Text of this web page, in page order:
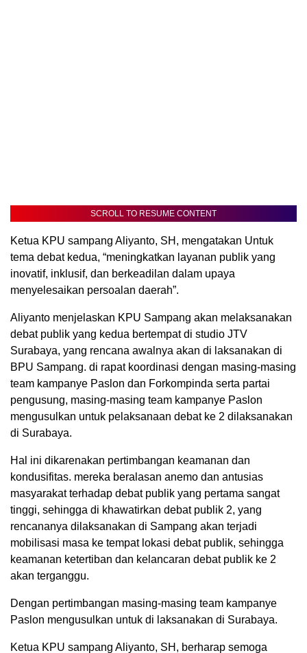
SCROLL TO RESUME CONTENT
Ketua KPU sampang Aliyanto, SH, mengatakan Untuk
tema debat kedua, “meningkatkan layanan publik yang
inovatif, inklusif, dan berkeadilan dalam upaya
menyelesaikan persoalan daerah”.
Aliyanto menjelaskan KPU Sampang akan melaksanakan
debat publik yang kedua bertempat di studio JTV
Surabaya, yang rencana awalnya akan di laksanakan di
BPU Sampang. di rapat koordinasi dengan masing-masing
team kampanye Paslon dan Forkompinda serta partai
pengusung, masing-masing team kampanye Paslon
mengusulkan untuk pelaksanaan debat ke 2 dilaksanakan
di Surabaya.
Hal ini dikarenakan pertimbangan keamanan dan
kondusifitas. mereka beralasan anemo dan antusias
masyarakat terhadap debat publik yang pertama sangat
tinggi, sehingga di khawatirkan debat publik 2, yang
rencananya dilaksanakan di Sampang akan terjadi
mobilisasi masa ke tempat lokasi debat publik, sehingga
keamanan ketertiban dan kelancaran debat publik ke 2
akan terganggu.
Dengan pertimbangan masing-masing team kampanye
Paslon mengusulkan untuk di laksanakan di Surabaya.
Ketua KPU sampang Aliyanto, SH, berharap semoga